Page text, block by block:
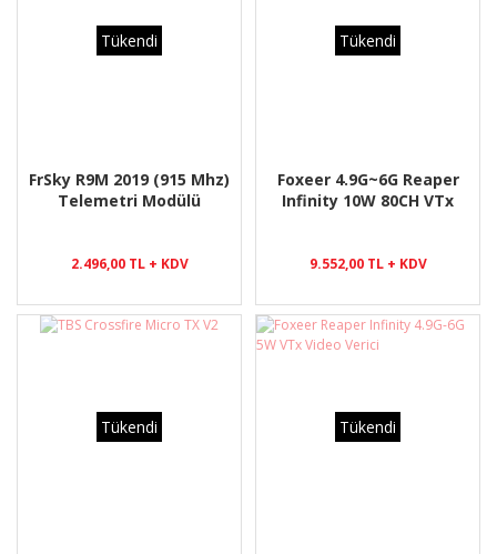
Tükendi
FrSky R9M 2019 (915 Mhz)
Telemetri Modülü
2.496,00 TL + KDV
Tükendi
Foxeer 4.9G~6G Reaper
Infinity 10W 80CH VTx
9.552,00 TL + KDV
Tükendi Tükendi